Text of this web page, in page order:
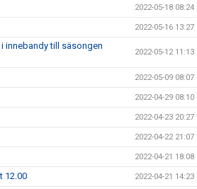
2022-05-18 08:24
2022-05-16 13:27
innebandy till säsongen
2022-05-12 11:13
2022-05-09 08:07
2022-04-29 08:10
2022-04-23 20:27
2022-04-22 21:07
2022-04-21 18:08
12.00 2022-04-21 14:23